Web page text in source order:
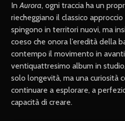
InAurora, ogni traccia ha un
riecheggiano il classico
spingono in territori nuovi, ma
coeso che onora l’eredità della
contempo il movimento in
ventiquattresimo album in
solo longevità, ma una curiosità
continuare a esplorare, a
capacità di creare.